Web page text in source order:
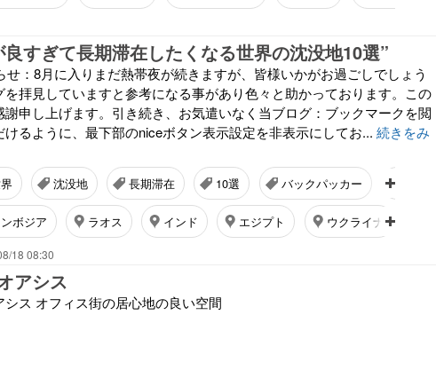
良すぎて長期滞在したくなる世界の沈没地10選”
せ：8月に入りまだ熱帯夜が続きますが、皆様いかがお過ごしでしょう
拝見していますと参考になる事があり色々と助かっております。この
謝申し上げます。引き続き、お気遣いなく当ブログ：ブックマークを閲
けるように、最下部のniceボタン表示設定を非表示にしてお... 続きをみ
沈没地 長期滞在 10選 バックパッカー
ボジア ラオス インド エジプト ウクライナ
18 08:30
アシス
シス オフィス街の居心地の良い空間